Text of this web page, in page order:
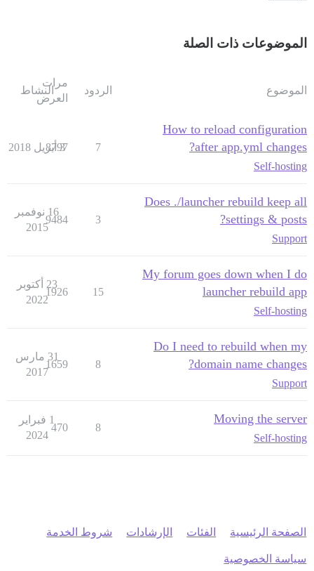
الموضوعات ذات الصلة
الموضوع الردود
مرات
العرض
النشاط
How to reload configuration
after app.yml changes?
Self-hosting
7
8797
3 أبريل 2018
Does ./launcher rebuild keep all
settings & posts?
Support
3
9484
16 نوفمبر
2015
My forum goes down when I do
launcher rebuild app
Self-hosting
15
1926
23 أكتوبر
2022
Do I need to rebuild when my
domain name changes?
Support
8
1659
31 مارس
2017
Moving the server
Self-hosting
8
470
1 فبراير
2024
الصفحة الرئيسية الفئات الإرشادات شروط الخدمة
سياسة الخصوصية